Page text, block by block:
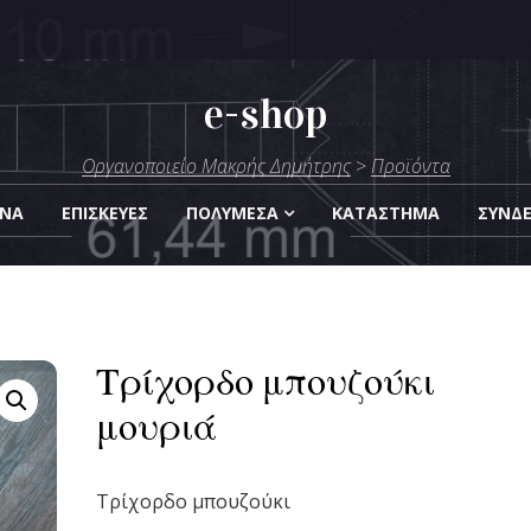
ΕΠΙΣΚΕΎΕΣ ΠΟΛΥΜΈΣΑ KΑΤΆΣΤΗΜΑ
e-shop
Οργανοποιείο Μακρής Δημήτρης>Προϊόντα
Τρίχορδο μπουζούκι
μουριά
Τρίχορδο μπουζούκι